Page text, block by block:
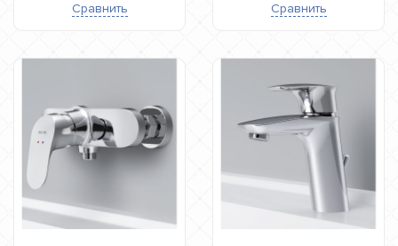
Сравнить Сравнить